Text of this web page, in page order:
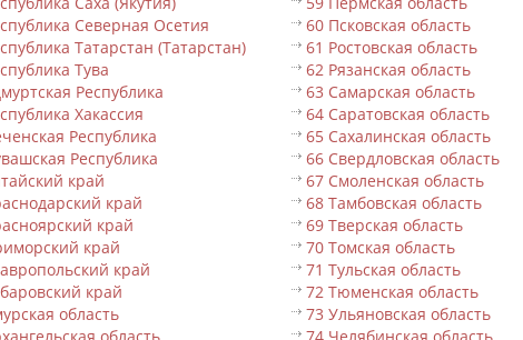
Северная Осетия
Татарстан (Татарстан)
Тува
Республика
Хакассия
Республика
Республика
край
край
край
край
край
край
область
60 Псковская область
61 Ростовская область
62 Рязанская область
63 Самарская область
64 Саратовская область
65 Сахалинская область
66 Свердловская область
67 Смоленская область
68 Тамбовская область
69 Тверская область
70 Томская область
71 Тульская область
72 Тюменская область
73 Ульяновская область